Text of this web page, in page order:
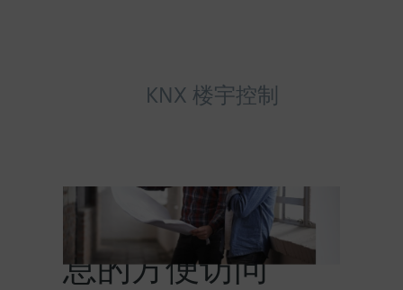
KNX 楼宇控制
HIT提供对产品信
息的方便访问